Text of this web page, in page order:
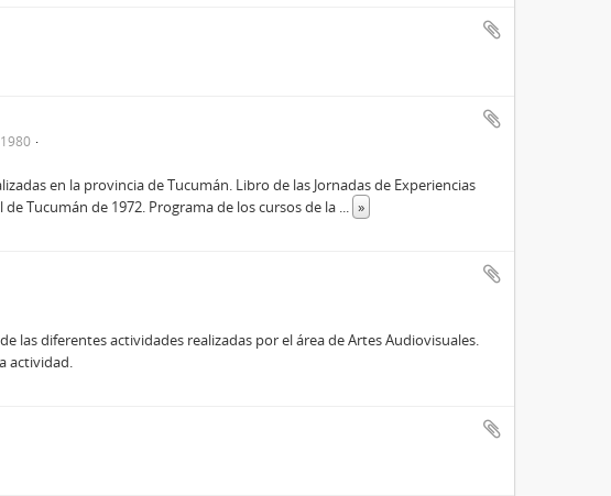
en la provincia de Tucumán. Libro de las Jornadas de Experiencias
Tucumán de 1972. Programa de los cursos de la ... »
las diferentes actividades realizadas por el área de Artes Audiovisuales.
actividad.